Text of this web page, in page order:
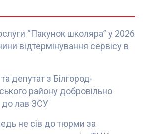
“Пакунок школяра” у 2026
відтермінування сервісу в
депутат з Білгород-
району добровільно
до лав ЗСУ
не сів до тюрми за